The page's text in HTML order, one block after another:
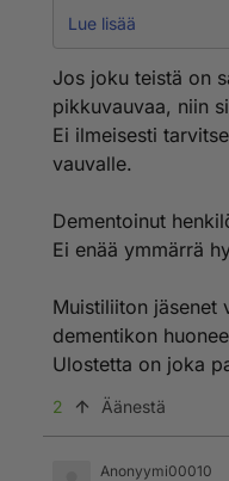
Vaikka osaisit
laittaa yöksi
Perusteluna
hoitopaikassa
ja tämäkin voi olla
hoitajaa joten ei ehdi
Lue lisää
Jos joku teistä on
pikkuvauvaa, niin
Ei ilmeisesti
vauvalle.
Dementoinut
Ei enää ymmärrä
Muistiliiton jäsenet
dementikon
Ulostetta on joka
2 Äänestä
Anonyymi00010